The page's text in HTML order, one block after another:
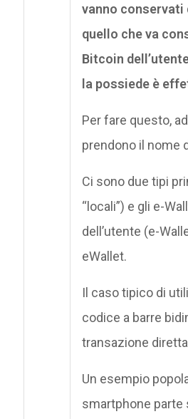
vanno conservati
quello che va
Bitcoin
la possiede è
Per fare questo,
prendono il nome
Ci sono due tipi
“locali”) e gli e-
dell’utente (e-
eWallet.
Il caso tipico di
codice a barre
transazione
Un esempio
smartphone parte